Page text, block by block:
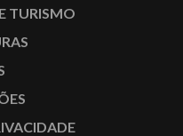
TURISMO